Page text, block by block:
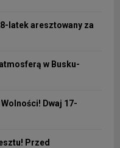
latek aresztowany za
w Busku-
Dwaj 17-
Przed